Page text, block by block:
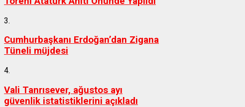
3.
Cumhurbaşkanı Erdoğan’dan Zigana
Tüneli müjdesi
4.
Vali Tanrısever, ağustos ayı
güvenlik istatistiklerini açıkladı